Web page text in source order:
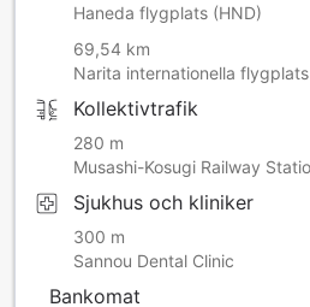
Haneda flygplats (HND)
69,54 km
Narita internationella
Kollektivtrafik
280 m
Musashi-Kosugi Railway
Sjukhus och kliniker
300 m
Sannou Dental Clinic
Bankomat